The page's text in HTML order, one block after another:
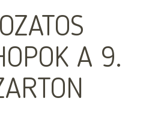
A 9.